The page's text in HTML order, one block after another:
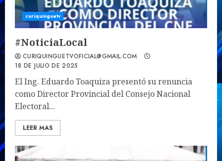
curiquinguetv
#NoticiaLocal
CURIQUINGUETVOFICIAL@GMAIL.COM
18 DE JULIO DE 2025
El Ing. Eduardo Toaquiza presentó su renuncia
como Director Provincial del Consejo Nacional
Electoral...
LEER MAS